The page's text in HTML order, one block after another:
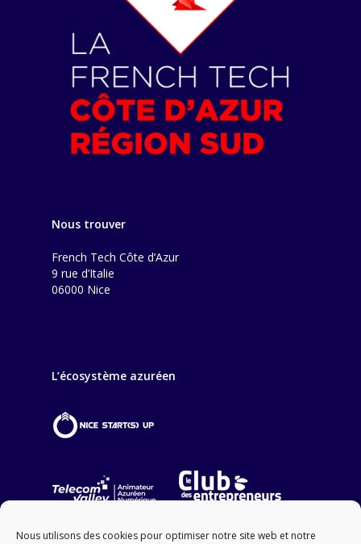
Nous utilisons des cookies pour optimiser notre site web et notre
Nous trouver
French Tech Côte d’Azur
9 rue d’Italie
06000 Nice
L’écosystème azuréen